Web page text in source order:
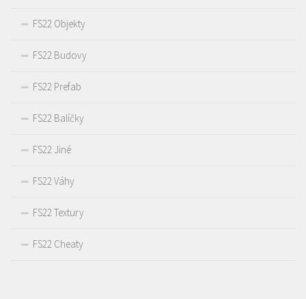
FS22 Objekty
FS22 Budovy
FS22 Prefab
FS22 Balíčky
FS22 Jiné
FS22 Váhy
FS22 Textury
FS22 Cheaty